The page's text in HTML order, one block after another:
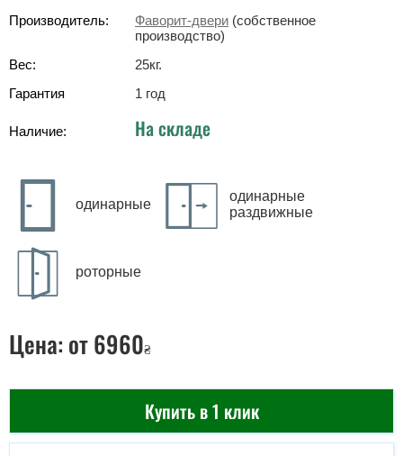
Производитель:
Фаворит-двери (собственное
производство)
Вес:
25кг.
Гарантия
1 год
Наличие: На складе
одинарные
одинарные
раздвижные
роторные
Цена: от 6960₴
Купить в 1 клик